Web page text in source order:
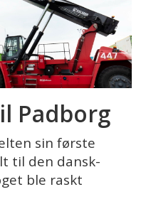
Padborg
sin første
til den dansk-
ble raskt